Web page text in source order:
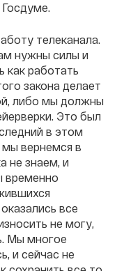
Госдуме.
телеканала.
нужны силы и
как работать
закона делает
либо мы должны
Это был
в этом
вернемся в
не знаем, и
временно
все
не могу,
Мы многое
и сейчас не